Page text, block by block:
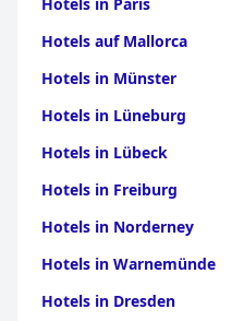
Hotels auf Mallorca
Hotels in Münster
Hotels in Lüneburg
Hotels in Lübeck
Hotels in Freiburg
Hotels in Norderney
Hotels in Warnemünde
Hotels in Dresden